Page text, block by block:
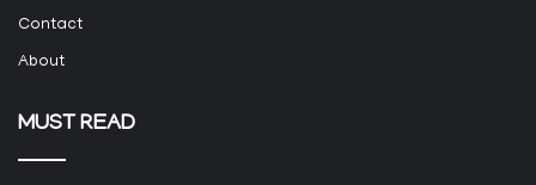
Contact
About
MUST READ